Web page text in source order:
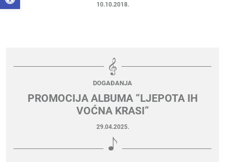
10.10.2018.
DOGAĐANJA
PROMOCIJA ALBUMA “LJEPOTA IH
VOĆNA KRASI”
29.04.2025.